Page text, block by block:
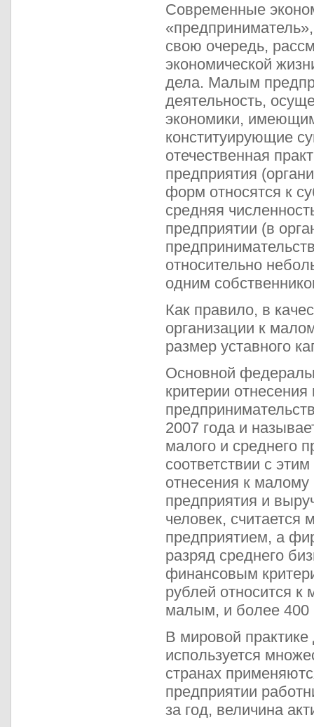
Современные
свою очередь,
экономической
дела. Малым
деятельность,
экономики,
конституирующие
отечественная
предприятия
форм относятся к
средняя
предприятии (в
относительно
одним
Как правило, в
организации к
размер уставного
Основной
критерии
2007 года и
малого и среднего
соответствии с
отнесения к малому
предприятия и
человек,
предприятием, а
разряд среднего
финансовым
рублей относится
малым, и более 400
В мировой
используется
странах
предприятии
за год, величина